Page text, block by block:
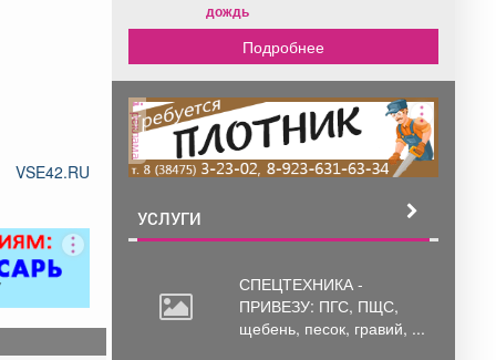
VSE42.RU
дождь
Подробнее
реклама
УСЛУГИ
СПЕЦТЕХНИКА -
ПРИВЕЗУ: ПГС, ПЩС,
щебень, песок, гравий, ...